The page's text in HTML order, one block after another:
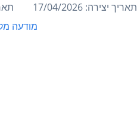
תאריך יצירה: 17/04/2026
מודעה